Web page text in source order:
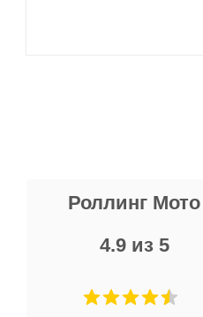
Роллинг Мото
4.9 из 5
Не понравились условия
и дают только на